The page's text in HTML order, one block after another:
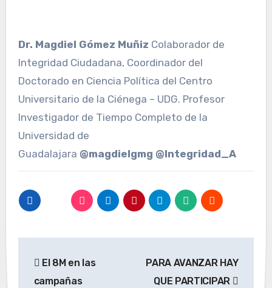
Dr. Magdiel Gómez Muñiz Colaborador de
Integridad Ciudadana, Coordinador del
Doctorado en Ciencia Política del Centro
Universitario de la Ciénega – UDG. Profesor
Investigador de Tiempo Completo de la
Universidad de
Guadalajara @magdielgmg @Integridad_A
de
El 8M en las
campañas
PARA AVANZAR HAY
QUE PARTICIPAR